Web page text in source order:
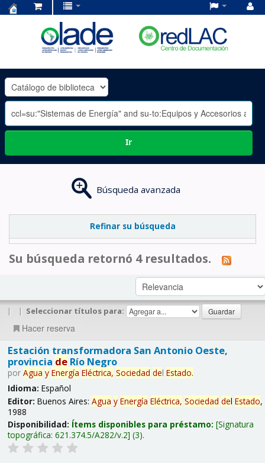
OLADE
-
Ir
Búsqueda avanzada
Refinar su búsqueda
Su búsqueda retornó 4 resultados.
| | Seleccionar títulos para:
Hacer reserva
Estación transformadora San Antonio Oeste,
provincia deRío Negro
por Agua y Energía Eléctrica, Sociedad del Estado.
Idioma: Español
Editor: Buenos Aires: Agua y Energía Eléctrica, Sociedad del Estado,
1988
Disponibilidad: Ítems disponibles para préstamo: Signatura
topográfica: 621.374.5/A282/v.2 (3).